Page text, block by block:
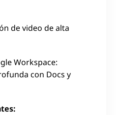
de video de alta
Workspace:
con Docs y